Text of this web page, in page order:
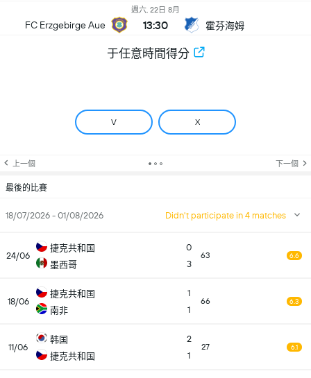
FC Erzgebirge Aue
週六, 22日 8月
13:30 霍芬海姆
于任意時間得分
V X
上一個 下一個
最後的比賽
18/07/2026 - 01/08/2026 Didn't participate in 4 matches
24/06
捷克共和国
墨西哥
0
3
63 6.6
18/06
捷克共和国
南非
1
1
66 6.3
11/06
韩国
捷克共和国
2
1
27 6.1